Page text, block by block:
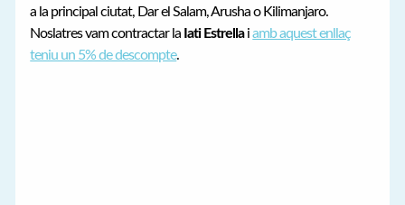
a la principal ciutat, Dar el Salam, Arusha o Kilimanjaro.
Noslatres vam contractar la Iati Estrellaiamb aquest enllaç
teniu un 5% de descompte.